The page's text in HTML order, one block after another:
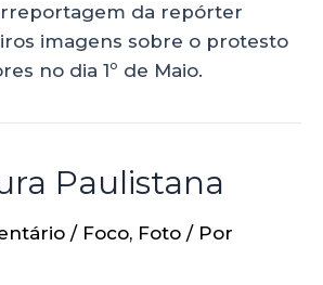
da repórter
imagens sobre o protesto
no dia 1º de Maio.
Paulistana
/ Foco, Foto / Por